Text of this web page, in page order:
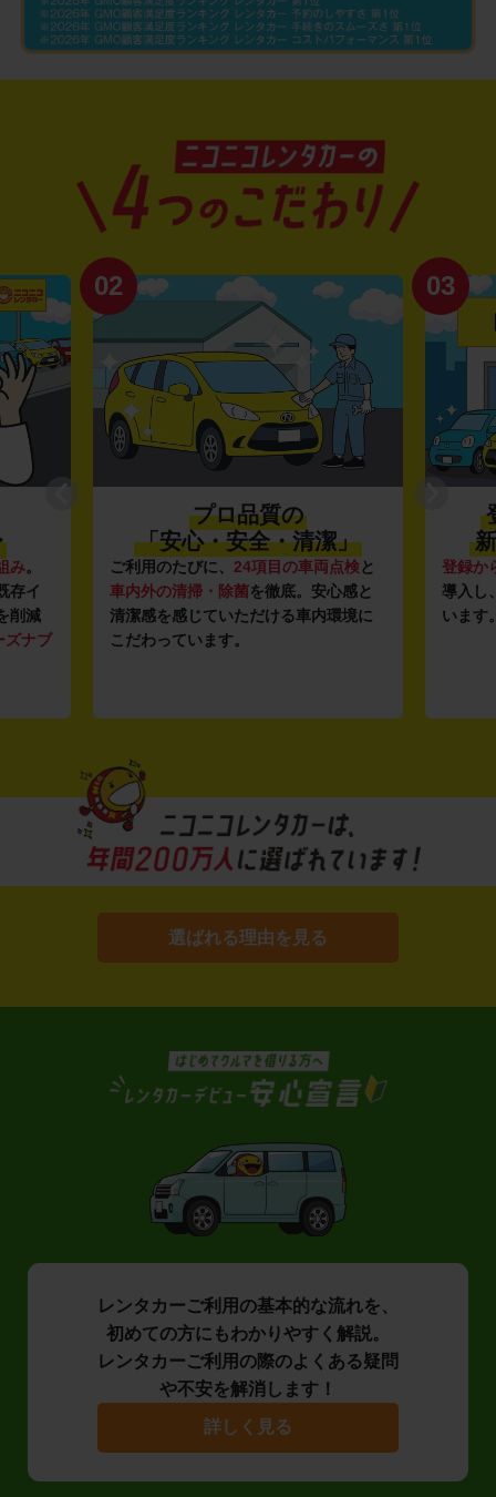
み。
存イ
削減
ズナブ
02
プロ品質の
「安心・安全・清潔」
ご利用のたびに、 24項目の車両点検と
車内外の清掃・除菌を徹底。安心感と
清潔感を感じていただける車内環境に
こだわっています。
03
登録か
導入し
います
選ばれる理由を見る
レンタカーご利用の基本的な流れを、
初めての方にもわかりやすく解説。
レンタカーご利用の際のよくある疑問
や不安を解消します！
詳しく見る